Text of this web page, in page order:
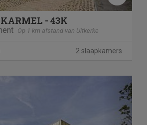
- 43K
Op 1 km afstand van Uitkerke
2 slaapkamers
Next